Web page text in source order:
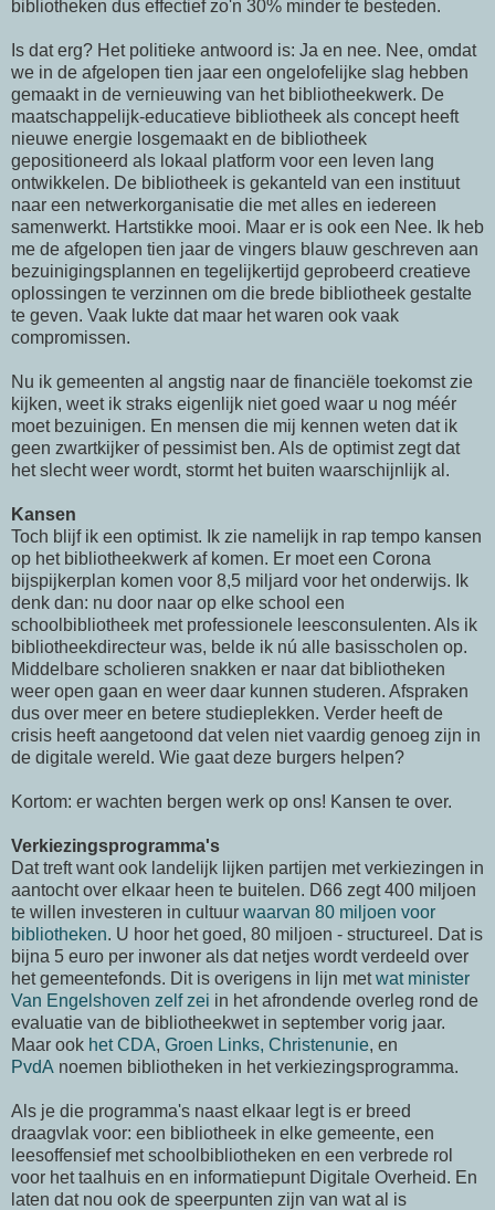
bibliotheken dus effectief zo'n 30% minder te besteden.
Is dat erg? Het politieke antwoord is: Ja en nee. Nee, omdat
we in de afgelopen tien jaar een ongelofelijke slag hebben
gemaakt in de vernieuwing van het bibliotheekwerk. De
maatschappelijk-educatieve bibliotheek als concept heeft
nieuwe energie losgemaakt en de bibliotheek
gepositioneerd als lokaal platform voor een leven lang
ontwikkelen. De bibliotheek is gekanteld van een instituut
naar een netwerkorganisatie die met alles en iedereen
samenwerkt. Hartstikke mooi. Maar er is ook een Nee. Ik heb
me de afgelopen tien jaar de vingers blauw geschreven aan
bezuinigingsplannen en tegelijkertijd geprobeerd creatieve
oplossingen te verzinnen om die brede bibliotheek gestalte
te geven. Vaak lukte dat maar het waren ook vaak
compromissen.
Nu ik gemeenten al angstig naar de financiële toekomst zie
kijken, weet ik straks eigenlijk niet goed waar u nog méér
moet bezuinigen. En mensen die mij kennen weten dat ik
geen zwartkijker of pessimist ben. Als de optimist zegt dat
het slecht weer wordt, stormt het buiten waarschijnlijk al.
Kansen
Toch blijf ik een optimist. Ik zie namelijk in rap tempo kansen
op het bibliotheekwerk af komen. Er moet een Corona
bijspijkerplan komen voor 8,5 miljard voor het onderwijs. Ik
denk dan: nu door naar op elke school een
schoolbibliotheek met professionele leesconsulenten. Als ik
bibliotheekdirecteur was, belde ik nú alle basisscholen op.
Middelbare scholieren snakken er naar dat bibliotheken
weer open gaan en weer daar kunnen studeren. Afspraken
dus over meer en betere studieplekken. Verder heeft de
crisis heeft aangetoond dat velen niet vaardig genoeg zijn in
de digitale wereld. Wie gaat deze burgers helpen?
Kortom: er wachten bergen werk op ons! Kansen te over.
Verkiezingsprogramma's
Dat treft want ook landelijk lijken partijen met verkiezingen in
aantocht over elkaar heen te buitelen. D66 zegt 400 miljoen
te willen investeren in cultuur waarvan 80 miljoen voor
bibliotheken. U hoor het goed, 80 miljoen - structureel. Dat is
bijna 5 euro per inwoner als dat netjes wordt verdeeld over
het gemeentefonds. Dit is overigens in lijn metwat minister
Van Engelshoven zelf zei in het afrondende overleg rond de
evaluatie van de bibliotheekwet in september vorig jaar.
Maar ook het CDA, Groen Links, Christenunie, en
PvdA noemen bibliotheken in het verkiezingsprogramma.
Als je die programma's naast elkaar legt is er breed
draagvlak voor: een bibliotheek in elke gemeente, een
leesoffensief met schoolbibliotheken en een verbrede rol
voor het taalhuis en en informatiepunt Digitale Overheid. En
laten dat nou ook de speerpunten zijn van wat al is